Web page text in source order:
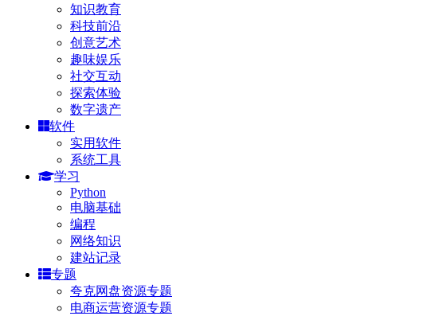
知识教育
科技前沿
创意艺术
趣味娱乐
社交互动
探索体验
数字遗产
软件
实用软件
系统工具
学习
Python
电脑基础
编程
网络知识
建站记录
专题
夸克网盘资源专题
电商运营资源专题